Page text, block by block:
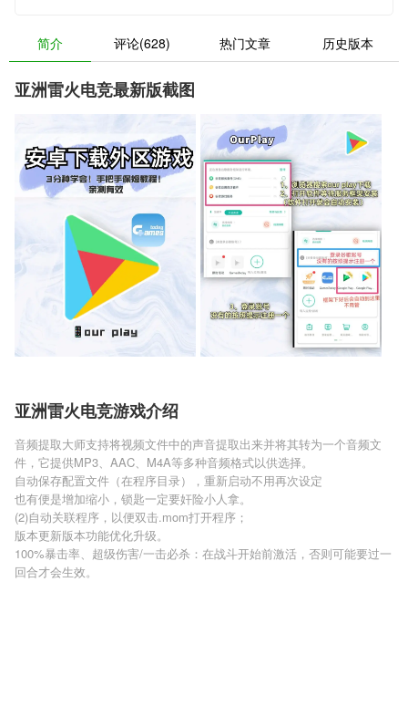
简介 评论(628) 热门文章 历史版本
亚洲雷火电竞最新版截图
亚洲雷火电竞游戏介绍
音频提取大师支持将视频文件中的声音提取出来并将其转为一个音频文
件，它提供MP3、AAC、M4A等多种音频格式以供选择。
自动保存配置文件（在程序目录），重新启动不用再次设定
也有便是增加缩小，锁匙一定要奸险小人拿。
(2)自动关联程序，以便双击.mom打开程序；
版本更新版本功能优化升级。
100%暴击率、超级伤害/一击必杀：在战斗开始前激活，否则可能要过一
回合才会生效。